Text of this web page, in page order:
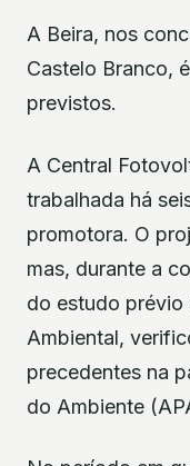
A Beira, nos
Castelo Branco,
previstos.
A Central
trabalhada há
promotora. O
mas, durante a
do estudo prévio
Ambiental,
precedentes na
do Ambiente